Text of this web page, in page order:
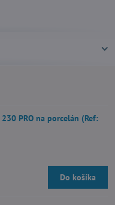
PRO na porcelán (Ref:
Do košíka